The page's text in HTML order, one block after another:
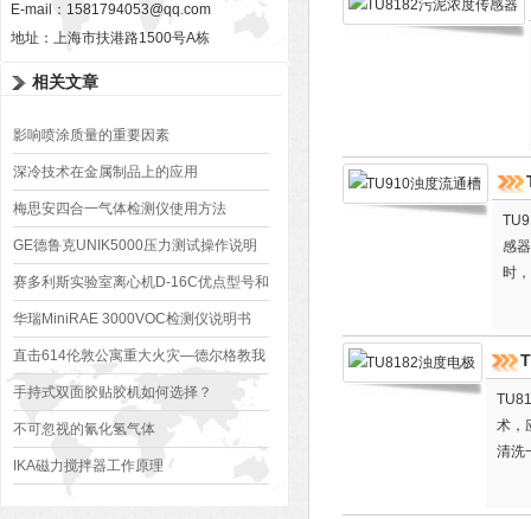
E-mail： 1581794053@qq.com
地址：上海市扶港路1500号A栋
相关文章
影响喷涂质量的重要因素
深冷技术在金属制品上的应用
梅思安四合一气体检测仪使用方法
GE德鲁克UNIK5000压力测试操作说明
赛多利斯实验室离心机D-16C优点型号和
使用注意事项
华瑞MiniRAE 3000VOC检测仪说明书
直击614伦敦公寓重大火灾—德尔格教我
们该如何保护自己
手持式双面胶贴胶机如何选择？
不可忽视的氰化氢气体
IKA磁力搅拌器工作原理
感
时
术，
清洗